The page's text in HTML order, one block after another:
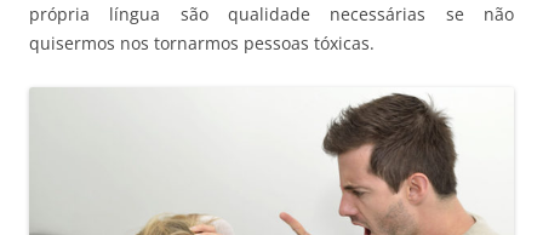
própria língua são qualidade necessárias se não
quisermos nos tornarmos pessoas tóxicas.